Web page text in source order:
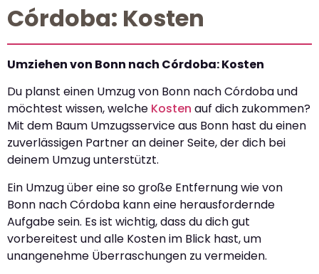
Córdoba: Kosten
Umziehen von Bonn nach Córdoba: Kosten
Du planst einen Umzug von Bonn nach Córdoba und
möchtest wissen, welche Kosten auf dich zukommen?
Mit dem Baum Umzugsservice aus Bonn hast du einen
zuverlässigen Partner an deiner Seite, der dich bei
deinem Umzug unterstützt.
Ein Umzug über eine so große Entfernung wie von
Bonn nach Córdoba kann eine herausfordernde
Aufgabe sein. Es ist wichtig, dass du dich gut
vorbereitest und alle Kosten im Blick hast, um
unangenehme Überraschungen zu vermeiden.